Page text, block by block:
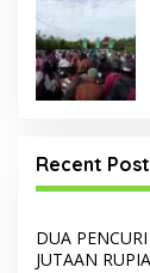
Recent
DUA
JUTAAN